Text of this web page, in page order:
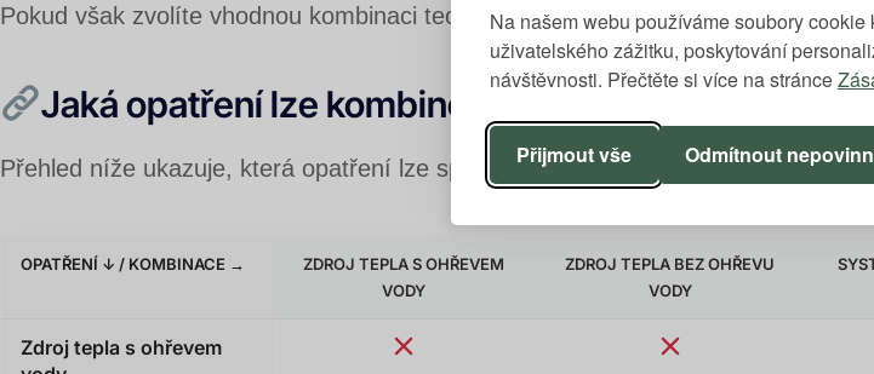
Na našem webu používáme soubory cookie
uživatelského zážitku, poskytování
návštěvnosti. Přečtěte si více na stránce
Přijmout vše Odmítnout
Pokud však zvolíte vhodnou kombinaci technologií, můžete čerpat i bonusy,
Jaká opatření lze kombinovat?
Přehled níže ukazuje, která opatření lze spojit dohromady a kde naopak
OPATŘENÍ ↓ / KOMBINACE →
ZDROJ TEPLA S OHŘEVEM
VODY
ZDROJ TEPLA BEZ OHŘEVU
VODY
Zdroj tepla s ohřevem